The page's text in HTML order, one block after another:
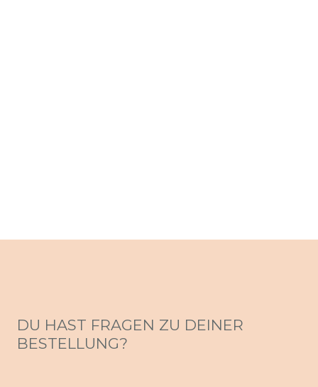
DU HAST FRAGEN ZU DEINER
BESTELLUNG?